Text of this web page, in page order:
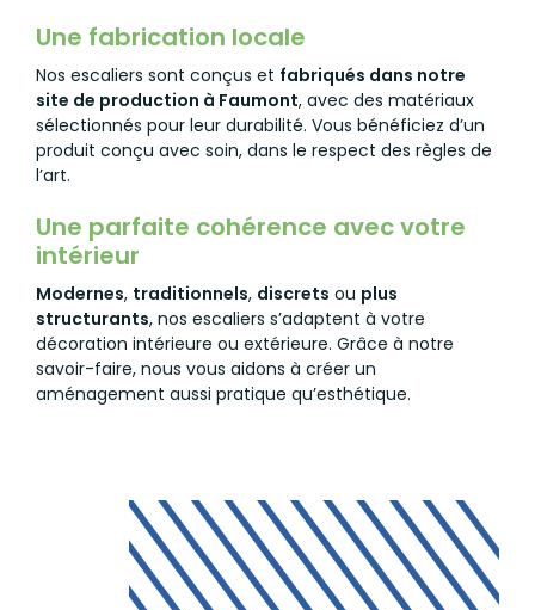
Une fabrication locale
Nos escaliers sont conçus et fabriqués dans notre
site de production à Faumont, avec des matériaux
sélectionnés pour leur durabilité. Vous bénéficiez d’un
produit conçu avec soin, dans le respect des règles de
l’art.
Une parfaite cohérence avec votre
intérieur
Modernes, traditionnels, discrets ou plus
structurants, nos escaliers s’adaptent à votre
décoration intérieure ou extérieure. Grâce à notre
savoir-faire, nous vous aidons à créer un
aménagement aussi pratique qu’esthétique.